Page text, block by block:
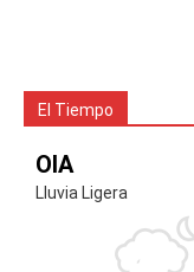
El Tiempo
OIA
Lluvia Ligera